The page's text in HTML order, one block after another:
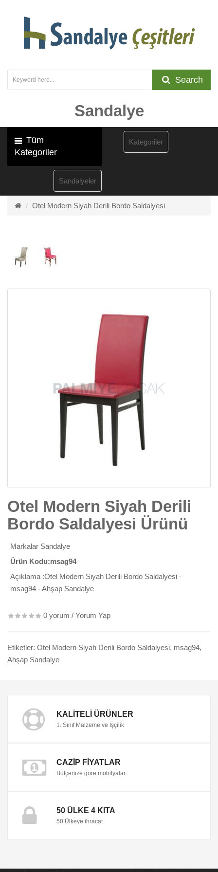
Search
Sandalye
Tüm
Kategoriler
Sandalyeler
Kategoriler
Otel Modern Siyah Derili Bordo Saldalyesi
Otel Modern Siyah Derili
Bordo Saldalyesi Ürünü
Markalar Sandalye
Ürün Kodu:msag94
Açıklama :Otel Modern Siyah Derili Bordo Saldalyesi -
msag94 - Ahşap Sandalye
0 yorum / Yorum Yap
Etiketler: Otel Modern Siyah Derili Bordo Saldalyesi, msag94,
Ahşap Sandalye
KALITELI ÜRÜNLER
1. Sınıf Malzeme ve İşçilik
CAZIP FIYATLAR
Bütçenize göre mobilyalar
50 ÜLKE 4 KITA
50 Ülkeye ihracat